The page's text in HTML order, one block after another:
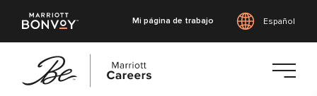
Mi página de trabajo Español